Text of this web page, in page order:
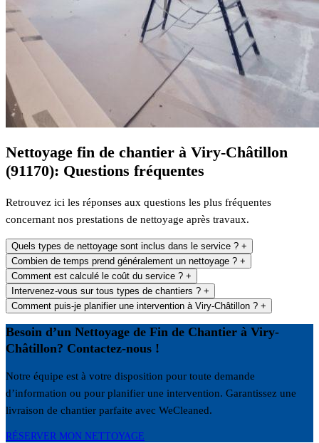
Nettoyage fin de chantier à Viry-Châtillon
(91170): Questions fréquentes
Retrouvez ici les réponses aux questions les plus fréquentes
concernant nos prestations de nettoyage après travaux.
Quels types de nettoyage sont inclus dans le service ? +
Combien de temps prend généralement un nettoyage ? +
Comment est calculé le coût du service ? +
Intervenez-vous sur tous types de chantiers ? +
Comment puis-je planifier une intervention à Viry-Châtillon ? +
Besoin d’un Nettoyage de Fin de Chantier à Viry-
Châtillon? Contactez-nous !
Notre équipe est à votre disposition pour toute demande
d’information ou pour planifier une intervention. Garantissez une
livraison de chantier parfaite avec WeCleaned.
RÉSERVER MON NETTOYAGE